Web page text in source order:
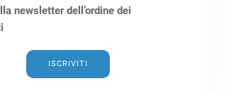
newsletter dell’ordine dei
ISCRIVITI